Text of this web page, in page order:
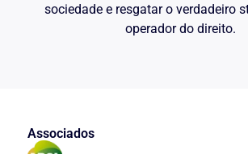
sociedade e resgatar o verdadeiro
operador do direito.
Associados